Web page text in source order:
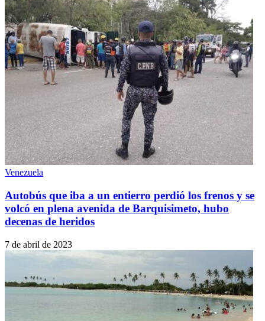
Venezuela
Autobús que iba a un entierro perdió los frenos y se
volcó en plena avenida de Barquisimeto, hubo
decenas de heridos
7 de abril de 2023